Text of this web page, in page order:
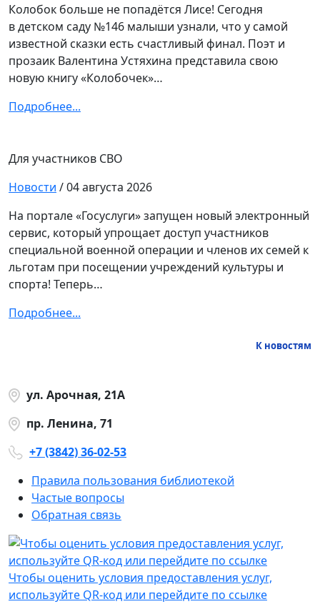
Колобок больше не попадётся Лисе! Сегодня
в детском саду №146 малыши узнали, что у самой
известной сказки есть счастливый финал. Поэт и
прозаик Валентина Устяхина представила свою
новую книгу «Колобочек»…
Подробнее...
Для участников СВО
Новости / 04 августа 2026
На портале «Госуслуги» запущен новый электронный
сервис, который упрощает доступ участников
специальной военной операции и членов их семей к
льготам при посещении учреждений культуры и
спорта! Теперь…
Подробнее...
К новостям
ул. Арочная, 21А
пр. Ленина, 71
+7 (3842) 36-02-53
Правила пользования библиотекой
Частые вопросы
Обратная связь
Чтобы оценить условия предоставления услуг,
используйте QR-код или перейдите по ссылке